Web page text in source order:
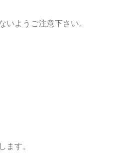
ようご注意下さい。
ます。